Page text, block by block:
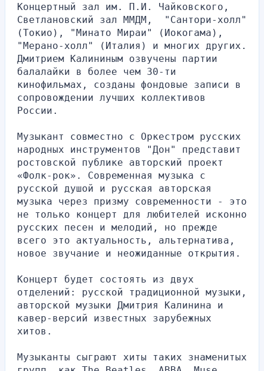
Концертный зал им. П.И. Чайковского,
Светлановский зал ММДМ,  "Сантори-холл"
(Токио), "Минато Мираи" (Иокогама),
"Мерано-холл" (Италия) и многих других.
Дмитрием Калининым озвучены партии
балалайки в более чем 30-ти
кинофильмах, созданы фондовые записи в
сопровождении лучших коллективов
России.
Музыкант совместно с Оркестром русских
народных инструментов "Дон" представит
ростовской публике авторский проект
«Фолк-рок». Современная музыка с
русской душой и русская авторская
музыка через призму современности - это
не только концерт для любителей исконно
русских песен и мелодий, но прежде
всего это актуальность, альтернатива,
новое звучание и неожиданные открытия.
Концерт будет состоять из двух
отделений: русской традиционной музыки,
авторской музыки Дмитрия Калинина и
кавер-версий известных зарубежных
хитов.
Музыканты сыграют хиты таких знаменитых